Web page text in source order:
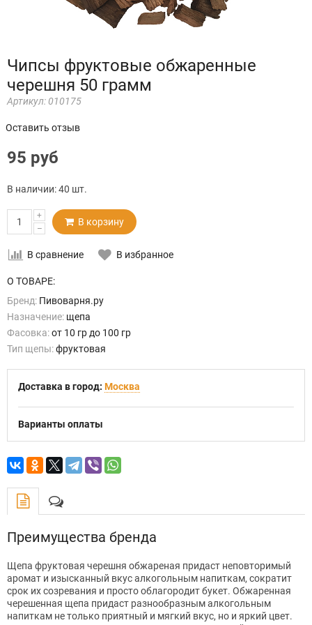
Чипсы фруктовые обжаренные
черешня 50 грамм
Артикул: 010175
Оставить отзыв
95 руб
В наличии:40 шт.
+
–
В корзину
В сравнение В избранное
О ТОВАРЕ:
Бренд: Пивоварня.ру
Назначение: щепа
Фасовка:от 10 гр до 100 гр
Тип щепы:фруктовая
Доставка в город: Москва
Варианты оплаты
Преимущества бренда
Щепа фруктовая черешня обжареная придаст неповторимый
аромат и изысканный вкус алкогольным напиткам, сократит
срок их созревания и просто облагородит букет. Обжаренная
черешенная щепа придаст разнообразным алкогольным
напиткам не только приятный и мягкий вкус, но и яркий цвет.